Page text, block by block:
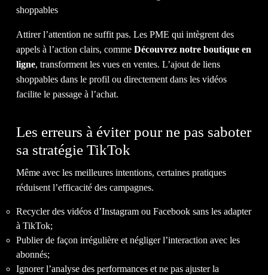
shoppables
Attirer l’attention ne suffit pas. Les PME qui intègrent des
appels à l’action clairs, comme Découvrez notre boutique en
ligne, transforment les vues en ventes. L’ajout de liens
shoppables dans le profil ou directement dans les vidéos
facilite le passage à l’achat.
Les erreurs à éviter pour ne pas saboter
sa stratégie TikTok
Même avec les meilleures intentions, certaines pratiques
réduisent l’efficacité des campagnes.
Recycler des vidéos d’Instagram ou Facebook sans les adapter
à TikTok;
Publier de façon irrégulière et négliger l’interaction avec les
abonnés;
Ignorer l’analyse des performances et ne pas ajuster la